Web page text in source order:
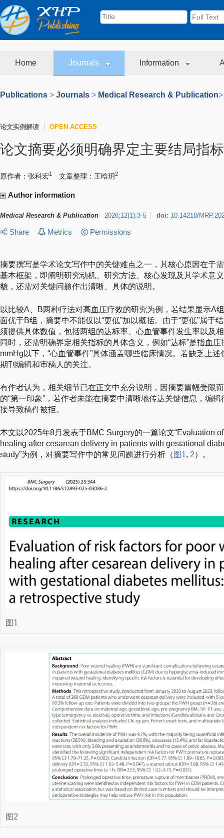
Home Journals Information
Publications > Journals > Medical Research & Publication
论文实例解读 OPEN ACCESS
论文摘要必须明确界定主要结局指
原作者：张科宏1 文章整理：王晗玥2
Author information
Medical Research & Publication 2026;12(1):3-5 doi: 10.14218/
Share Metrics Permissions
摘要撰写是学术论文写作中的关键难点之一，其核心原因在于
基本框架，即阐明研究动机、研究方法、核心发现及其学术意
貌，还需对关键问题作出清晰、具体的说明。
以比较A、B两种疗法对高血压疗效的研究为例，若结果显示A
面优于B组，摘要中不能仅以“更低”加以概括。由于“更低”属于
须提供具体数值，包括两组的达标率、心血管事件发生率以及
同时，还需明确界定相关指标的具体含义，例如“达标”是指血
mmHg以下，“心血管事件”具体涵盖哪些临床情况。若缺乏上
期刊编辑和审稿人的关注。
有作者认为，相关细节已在正文中充分说明，因摘要篇幅受限
的“第一印象”，若作者未能在摘要中清晰地传达关键信息，编
接导致稿件被拒。
本文以2025年8月发表于BMC Surgery的一篇论文“Evaluation
healing after cesarean delivery in patients with gestational
study”为例，对摘要写作中的常见问题进行分析（ 图1, 2）。
图1
图2